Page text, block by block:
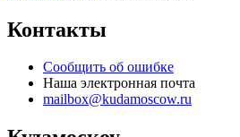
Контакты
Сообщить об ошибке
Наша электронная почта
mailbox@kudamoscow.ru